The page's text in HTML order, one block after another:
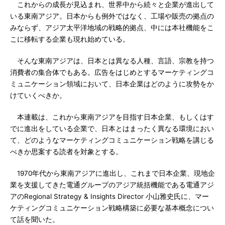
これからの成長が見込まれ、世界中から続々と企業が進出して
いる東南アジア。日本からも例外ではなく、工場や販売の拠点の
みならず、アジア太平洋地域の戦略的拠点、中には本社機能をこ
こに移転する企業も現れ始めている。
そんな東南アジアは、日本とは異なる人種、言語、宗教を持つ
消費者の集合体でもある。広告をはじめとするマーケティングコ
ミュニケーション領域において、日本企業はどのように攻勢をか
けていくべきか。
本連載は、これから東南アジアを目指す日本企業、もしくはす
でに進出をしている企業で、日本とはまったく異なる環境におい
て、どのようなマーケティングコミュニケーション戦略を講じる
べきか思案する読者を対象とする。
1970年代から東南アジアに進出し、これまで日本企業、現地企
業を支援してきた電通グループのアジア統括機能である電通アジ
アのRegional Strategy & Insights Director 小山雅史氏に、マー
ケティングコミュニケーション戦略構築に必要な基本概念につい
て話を聞いた。